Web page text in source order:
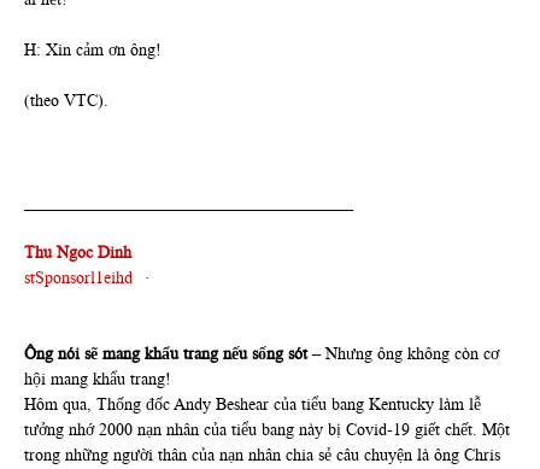
H: Xin cảm ơn ông!
(theo VTC).
Thu Ngoc Dinh
stSponsorl1eihd
·
Ông nói sẽ mang khẩu trang nếu sống sót– Nhưng ông không còn cơ
hội mang khẩu trang!
Hôm qua, Thống đốc Andy Beshear của tiểu bang Kentucky làm lễ
tưởng nhớ 2000 nạn nhân của tiểu bang này bị Covid-19 giết chết. Một
trong những người thân của nạn nhân chia sẻ câu chuyện là ông Chris